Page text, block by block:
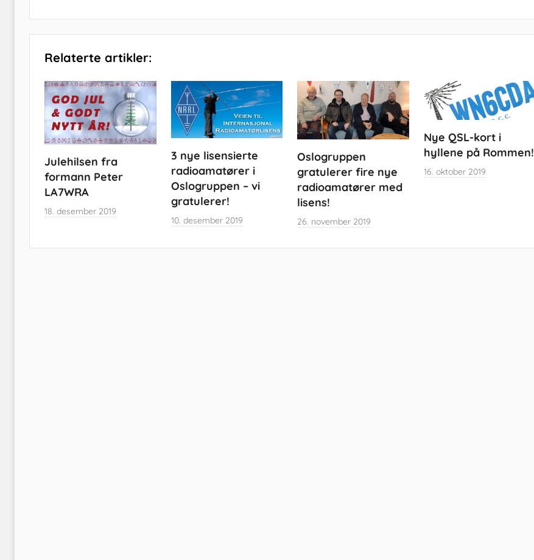
Relaterte artikler:
Julehilsen fra
formann Peter
LA7WRA
18. desember 2019
3 nye lisensierte
radioamatører i
Oslogruppen – vi
gratulerer!
10. desember 2019
Oslogruppen
gratulerer fire nye
radioamatører med
lisens!
26. november 2019
Nye QSL-kort i
hyllene på Rommen!
16. oktober 2019